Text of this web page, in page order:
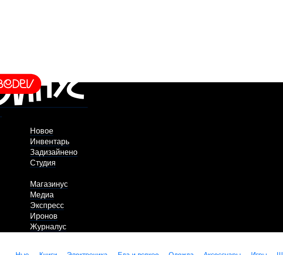
Новое
Инвентарь
Задизайнено
Студия
Магазинус
Медиа
Экспресс
Иронов
Журналус